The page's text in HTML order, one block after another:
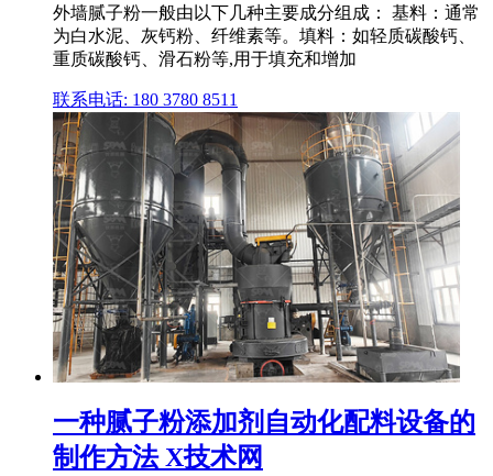
外墙腻子粉一般由以下几种主要成分组成： 基料：通常
为白水泥、灰钙粉、纤维素等。填料：如轻质碳酸钙、
重质碳酸钙、滑石粉等,用于填充和增加
联系电话: 180 3780 8511
一种腻子粉添加剂自动化配料设备的
制作方法 X技术网